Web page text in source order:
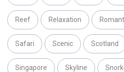
Reef Relaxation
Safari Scenic Scotland
Singapore Skyline